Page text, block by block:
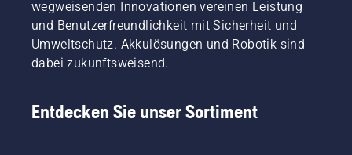
wegweisenden Innovationen vereinen Leistung
und Benutzerfreundlichkeit mit Sicherheit und
Umweltschutz. Akkulösungen und Robotik sind
dabei zukunftsweisend.
Entdecken Sie unser Sortiment